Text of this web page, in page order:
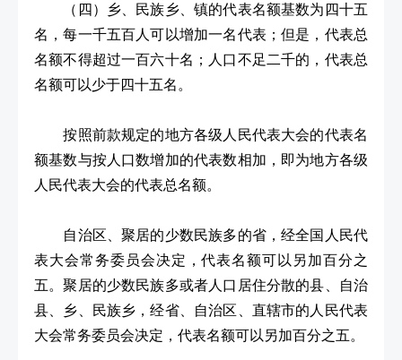
（四）乡、民族乡、镇的代表名额基数为四十五
名，每一千五百人可以增加一名代表；但是，代表总
名额不得超过一百六十名；人口不足二千的，代表总
名额可以少于四十五名。
按照前款规定的地方各级人民代表大会的代表名
额基数与按人口数增加的代表数相加，即为地方各级
人民代表大会的代表总名额。
自治区、聚居的少数民族多的省，经全国人民代
表大会常务委员会决定，代表名额可以另加百分之
五。聚居的少数民族多或者人口居住分散的县、自治
县、乡、民族乡，经省、自治区、直辖市的人民代表
大会常务委员会决定，代表名额可以另加百分之五。